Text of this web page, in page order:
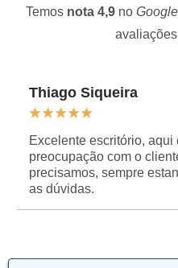
Temos nota 4,9 no
Thiago Siqueira
★★★★★
Excelente escritório,
preocupação com o
precisamos, sempre
as dúvidas.